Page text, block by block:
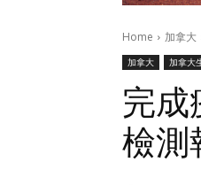
Home 加拿大
加拿大 加拿大
完成
檢測